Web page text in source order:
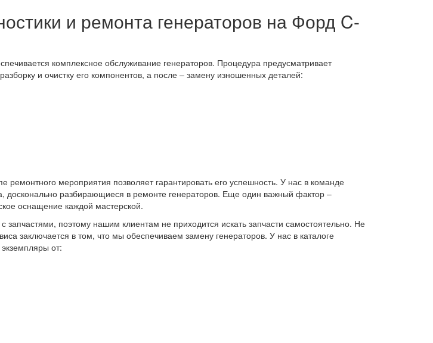
и ремонта генераторов на Форд C-
комплексное обслуживание генераторов. Процедура предусматривает
и очистку его компонентов, а после – замену изношенных деталей:
ремонтного мероприятия позволяет гарантировать его успешность. У нас в команде
досконально разбирающиеся в ремонте генераторов. Еще один важный фактор –
оснащение каждой мастерской.
поэтому нашим клиентам не приходится искать запчасти самостоятельно. Не
заключается в том, что мы обеспечиваем замену генераторов. У нас в каталоге
от: